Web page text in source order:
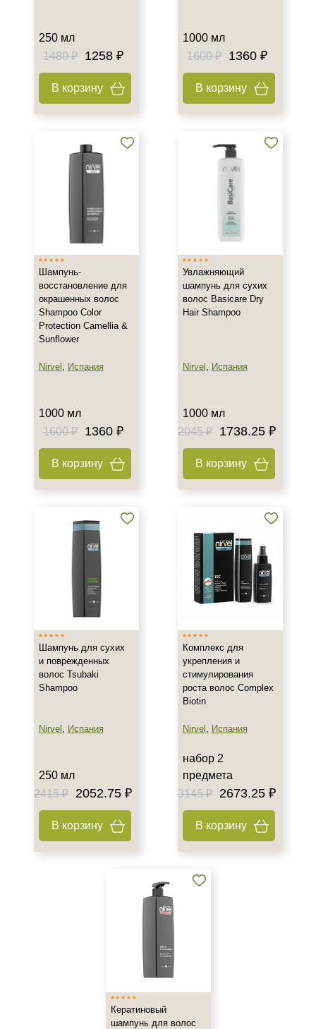
250 мл
1480 ₽
1258 ₽
В корзину
1000 мл
1600 ₽
1360 ₽
В корзину
Шампунь-
восстановление для
окрашенных волос
Shampoo Color
Protection Camellia &
Sunflower
Nirvel , Испания
1000 мл
1600 ₽
1360 ₽
В корзину
Увлажняющий
шампунь для сухих
волос Basicare Dry
Hair Shampoo
Nirvel , Испания
1000 мл
2045 ₽
1738.25 ₽
В корзину
Шампунь для сухих
и поврежденных
волос Tsubaki
Shampoo
Nirvel , Испания
250 мл
2415 ₽
2052.75 ₽
В корзину
Комплекс для
укрепления и
стимулирования
роста волос Complex
Biotin
Nirvel , Испания
набор 2
предмета
3145 ₽
2673.25 ₽
В корзину
Кератиновый
шампунь для волос